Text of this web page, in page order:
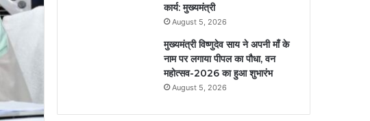
कार्य: मुख्यमंत्री
August 5, 2026
मुख्यमंत्री विष्णुदेव साय ने अपनी माँ के
नाम पर लगाया पीपल का पौधा, वन
महोत्सव-2026 का हुआ शुभारंभ
August 5, 2026